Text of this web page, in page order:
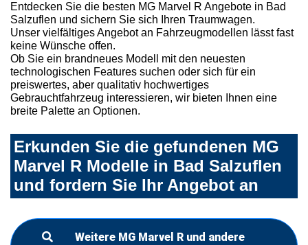
Entdecken Sie die besten MG Marvel R Angebote in Bad
Salzuflen und sichern Sie sich Ihren Traumwagen.
Unser vielfältiges Angebot an Fahrzeugmodellen lässt fast
keine Wünsche offen.
Ob Sie ein brandneues Modell mit den neuesten
technologischen Features suchen oder sich für ein
preiswertes, aber qualitativ hochwertiges
Gebrauchtfahrzeug interessieren, wir bieten Ihnen eine
breite Palette an Optionen.
Erkunden Sie die gefundenen MG
Marvel R Modelle in Bad Salzuflen
und fordern Sie Ihr Angebot an
Weitere MG Marvel R und andere